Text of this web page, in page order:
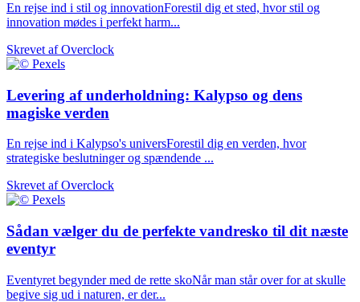
En rejse ind i stil og innovationForestil dig et sted, hvor stil og
innovation mødes i perfekt harm...
Skrevet afOverclock
Levering af underholdning: Kalypso og dens
magiske verden
En rejse ind i Kalypso's universForestil dig en verden, hvor
strategiske beslutninger og spændende ...
Skrevet afOverclock
Sådan vælger du de perfekte vandresko til dit næste
eventyr
Eventyret begynder med de rette skoNår man står over for at skulle
begive sig ud i naturen, er der...